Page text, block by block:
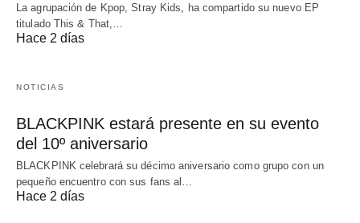
La agrupación de Kpop, Stray Kids, ha compartido su nuevo EP
titulado This & That,…
Hace 2 días
NOTICIAS
BLACKPINK estará presente en su evento
del 10º aniversario
BLACKPINK celebrará su décimo aniversario como grupo con un
pequeño encuentro con sus fans al…
Hace 2 días